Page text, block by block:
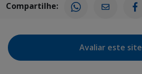
Compartilhe:
Avaliar este site